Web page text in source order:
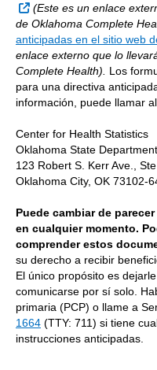
Sitio Externo
(Este es un enlace
de Oklahoma Complete
anticipadas en el sitio web
enlace externo que lo
Complete Health).
Los
para una directiva
información, puede llamar
Center for Health Statistics
Oklahoma State
123 Robert S. Kerr Ave.,
Oklahoma City, OK 73102-
Puede cambiar de
en cualquier momento.
comprender estos
su derecho a recibir
El único propósito es
comunicarse por sí solo.
primaria (PCP) o llame a
1664 (TTY: 711) si tiene
instrucciones anticipadas.